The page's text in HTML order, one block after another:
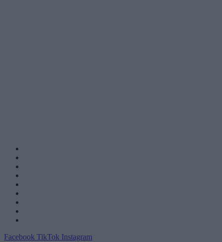
Facebook TikTok Instagram